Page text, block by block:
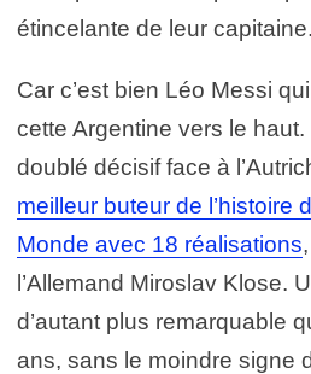
étincelante de leur capitaine.
Car c’est bien Léo Messi
cette Argentine vers le
doublé décisif face à
meilleur buteur de l’histoire
Monde avec 18 réalisations
l’Allemand Miroslav Klose.
d’autant plus remarquable
ans, sans le moindre signe